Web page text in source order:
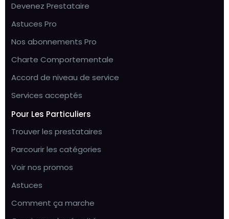
Devenez Prestataire
Astuces Pro
Nos abonnements Pro
Charte Comportementale
Accord de niveau de service
Services acceptés
Pour Les Particuliers
Trouver les prestataires
Parcourir les catégories
Voir nos promos
Astuces
Comment ça marche